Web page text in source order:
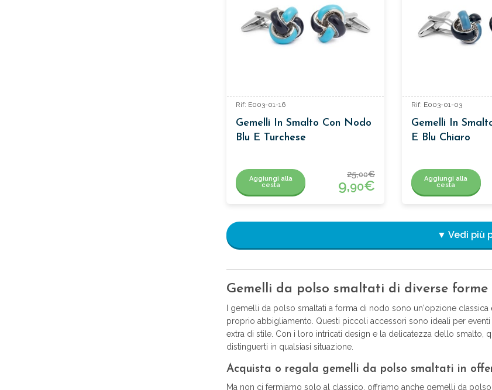
Rif: E003-01-16
Gemelli In Smalto Con Nodo
Blu E Turchese
Aggiungi alla
cesta
25,00€
9,90€
Rif: E003-01-03
Gemelli In
E Blu Chiaro
Aggiungi alla
cesta
▼ Vedi più
Gemelli da polso smaltati di diverse forme
I gemelli da polso smaltati a forma di nodo sono un'opzione
proprio abbigliamento. Questi piccoli accessori sono ideali per
extra di stile. Con i loro intricati design e la delicatezza dello smalto,
distinguerti in qualsiasi situazione.
Acquista o regala gemelli da polso smaltati in
Ma non ci fermiamo solo al classico, offriamo anche gemelli da